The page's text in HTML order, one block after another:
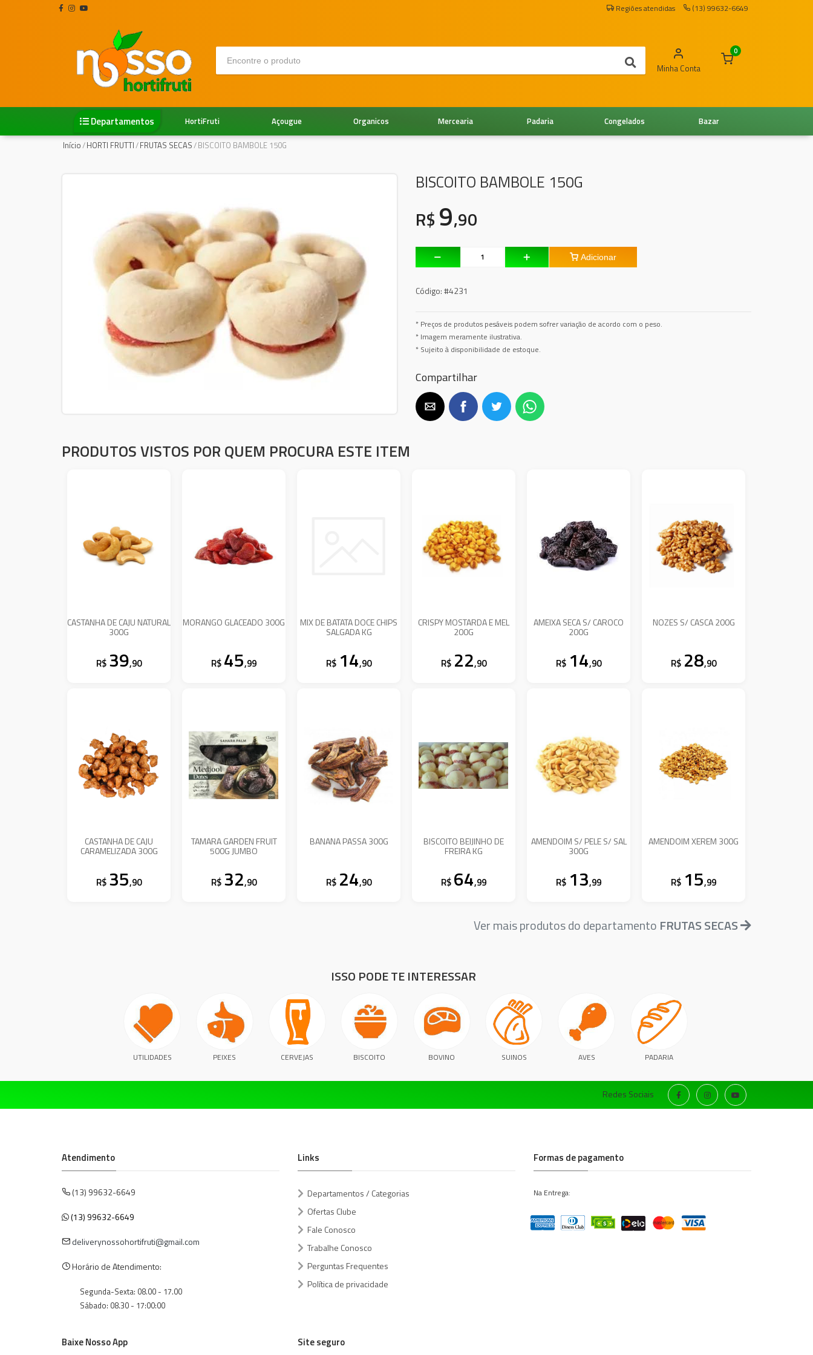
Regiões atendidas (13) 99632-6649
Minha Conta
0
Departamentos Bazar
Congelados
Padaria
Mercearia
Organicos
Açougue
HortiFruti
Início/HORTI FRUTTI/FRUTAS SECAS/BISCOITO BAMBOLE 150G
BISCOITO BAMBOLE 150G
R$ 9,90
Adicionar
Código:#4231
* Preços de produtos pesáveis podem sofrer variação de acordo com o peso.
* Imagem meramente ilustrativa.
* Sujeito à disponibilidade de estoque.
Compartilhar
PRODUTOS VISTOS POR QUEM PROCURA ESTE ITEM
CASTANHA DE CAJU NATURAL
300G
R$ 39,90
MORANGO GLACEADO 300G
R$ 45,99
MIX DE BATATA DOCE CHIPS
SALGADA KG
R$ 14,90
CRISPY MOSTARDA E MEL
200G
R$ 22,90
AMEIXA SECA S/ CAROCO
200G
R$ 14,90
NOZES S/ CASCA 200G
R$ 28,90
CASTANHA DE CAJU
CARAMELIZADA 300G
R$ 35,90
TAMARA GARDEN FRUIT
500G JUMBO
R$ 32,90
BANANA PASSA 300G
R$ 24,90
BISCOITO BEIJINHO DE
FREIRA KG
R$ 64,99
AMENDOIM S/ PELE S/ SAL
300G
R$ 13,99
AMENDOIM XEREM 300G
R$ 15,99
Ver mais produtos do departamento FRUTAS SECAS
ISSO PODE TE INTERESSAR
UTILIDADES PEIXES CERVEJAS BISCOITO BOVINO SUINOS AVES PADARIA
Redes Sociais
Atendimento
(13) 99632-6649
(13) 99632-6649
deliverynossohortifruti@gmail.com
Horário de Atendimento:
Segunda-Sexta: 08.00 - 17.00
Sábado: 08.30 - 17:00:00
Links
Departamentos / Categorias
Ofertas Clube
Fale Conosco
Trabalhe Conosco
Perguntas Frequentes
Política de privacidade
Formas de pagamento
Na Entrega:
Baixe Nosso App Site seguro